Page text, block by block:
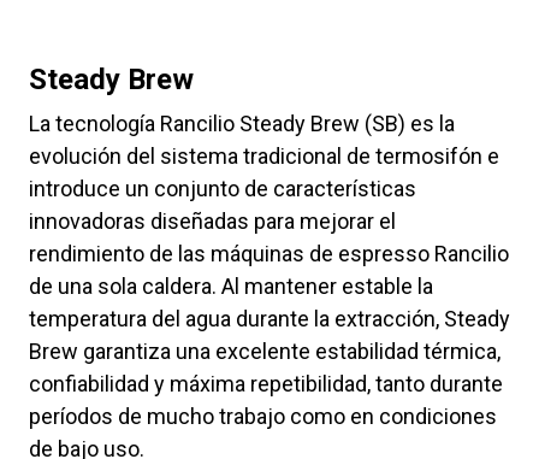
Steady Brew
La tecnología Rancilio Steady Brew (SB) es la
evolución del sistema tradicional de termosifón e
introduce un conjunto de características
innovadoras diseñadas para mejorar el
rendimiento de las máquinas de espresso Rancilio
de una sola caldera. Al mantener estable la
temperatura del agua durante la extracción, Steady
Brew garantiza una excelente estabilidad térmica,
confiabilidad y máxima repetibilidad, tanto durante
períodos de mucho trabajo como en condiciones
de bajo uso.